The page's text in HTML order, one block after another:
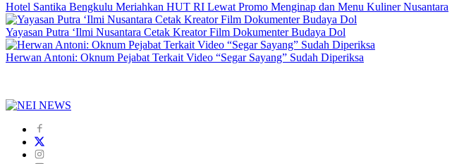
Hotel Santika Bengkulu Meriahkan HUT RI Lewat Promo Menginap dan Menu Kuliner Nusantara
Yayasan Putra ‘Ilmi Nusantara Cetak Kreator Film Dokumenter Budaya Dol
Herwan Antoni: Oknum Pejabat Terkait Video “Segar Sayang” Sudah Diperiksa